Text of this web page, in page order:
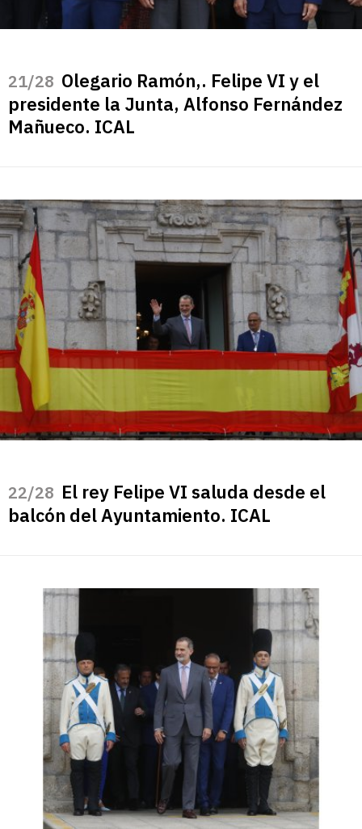
/28 Olegario Ramón,. Felipe VI y el
presidente la Junta, Alfonso Fernández
Mañueco. ICAL
/28 El rey Felipe VI saluda desde el
balcón del Ayuntamiento. ICAL